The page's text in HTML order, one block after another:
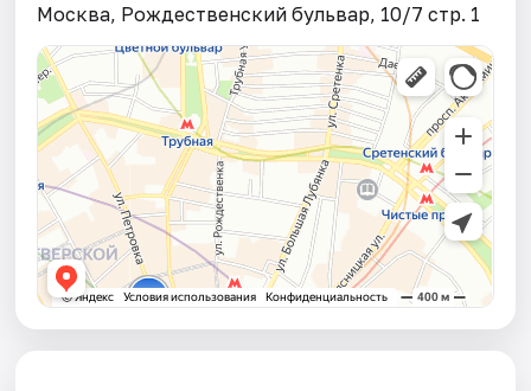
Москва, Рождественский бульвар, 10/7 стр. 1